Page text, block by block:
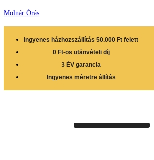
Molnár Órás
Ingyenes házhozszállítás 50.000 Ft felett
0 Ft-os utánvételi díj
3 ÉV garancia
Ingyenes méretre állítás